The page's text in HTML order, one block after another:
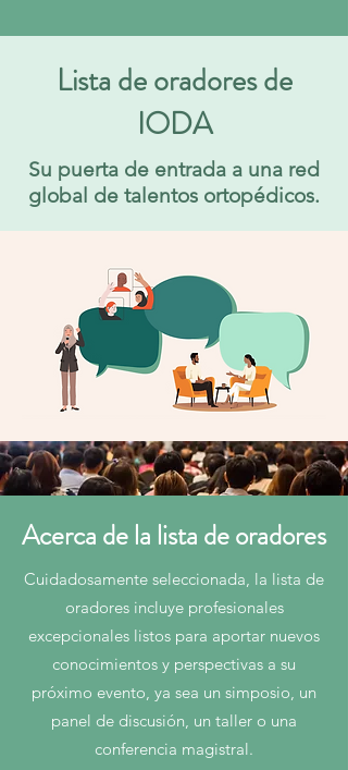
Lista de oradores de
IODA
Su puerta de entrada a una red
global de talentos ortopédicos.
Acerca de la lista de oradores
Cuidadosamente seleccionada, la lista de
oradores incluye profesionales
excepcionales listos para aportar nuevos
conocimientos y perspectivas a su
próximo evento, ya sea un simposio, un
panel de discusión, un taller o una
conferencia magistral.